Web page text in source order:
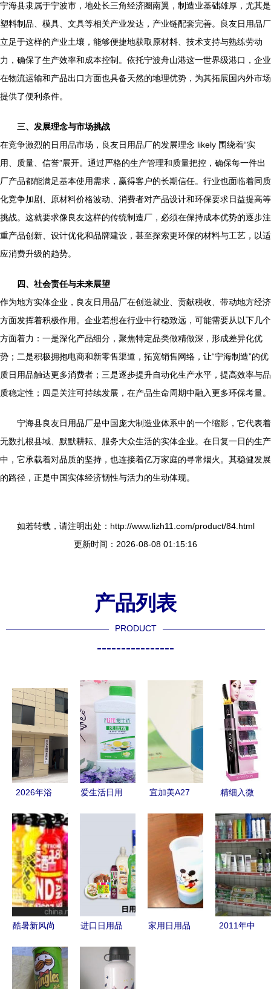
宁海县隶属于宁波市，地处长三角经济圈南翼，制造业基础雄厚，尤其是
塑料制品、模具、文具等相关产业发达，产业链配套完善。良友日用品厂
立足于这样的产业土壤，能够便捷地获取原材料、技术支持与熟练劳动
力，确保了生产效率和成本控制。依托宁波舟山港这一世界级港口，企业
在物流运输和产品出口方面也具备天然的地理优势，为其拓展国内外市场
提供了便利条件。
三、发展理念与市场挑战
在竞争激烈的日用品市场，良友日用品厂的发展理念 likely 围绕着“实
用、质量、信誉”展开。通过严格的生产管理和质量把控，确保每一件出
厂产品都能满足基本使用需求，赢得客户的长期信任。行业也面临着同质
化竞争加剧、原材料价格波动、消费者对产品设计和环保要求日益提高等
挑战。这就要求像良友这样的传统制造厂，必须在保持成本优势的逐步注
重产品创新、设计优化和品牌建设，甚至探索更环保的材料与工艺，以适
应消费升级的趋势。
四、社会责任与未来展望
作为地方实体企业，良友日用品厂在创造就业、贡献税收、带动地方经济
方面发挥着积极作用。企业若想在行业中行稳致远，可能需要从以下几个
方面着力：一是深化产品细分，聚焦特定品类做精做深，形成差异化优
势；二是积极拥抱电商和新零售渠道，拓宽销售网络，让“宁海制造”的优
质日用品触达更多消费者；三是逐步提升自动化生产水平，提高效率与品
质稳定性；四是关注可持续发展，在产品生命周期中融入更多环保考量。
宁海县良友日用品厂是中国庞大制造业体系中的一个缩影，它代表着
无数扎根县域、默默耕耘、服务大众生活的实体企业。在日复一日的生产
中，它承载着对品质的坚持，也连接着亿万家庭的寻常烟火。其稳健发展
的路径，正是中国实体经济韧性与活力的生动体现。
如若转载，请注明出处：http://www.lizh11.com/product/84.html
更新时间：2026-08-08 01:15:16
产品列表
PRODUCT
----------------
2026年浴
势 探访浙
江义乌这家
备受推荐的
源头工厂
爱生活日用
报与企业分
宜加美A27
品质旅途中
的精致之选
精细入微
点包装公司
的高清日用
品展示架
酷暑新风尚
风扇点亮你
的夏日生活
进口日用品
优质“食品
清关公
家用日用品
2011年中